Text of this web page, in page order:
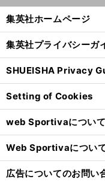
集英社ホームページ
集英社プライバシーガ
SHUEISHA Privacy
Setting of Cookies
web Sportivaについて
Web Sportivaについ
広告についてのお問い